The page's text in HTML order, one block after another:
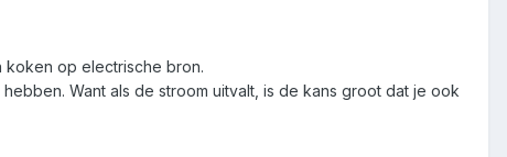
koken op electrische bron.
Want als de stroom uitvalt, is de kans groot dat je ook